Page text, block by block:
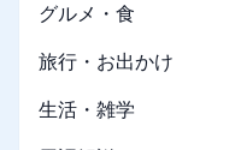
グルメ・食
旅行・お出かけ
生活・雑学